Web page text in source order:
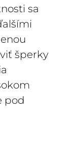
sa
šperky
pod